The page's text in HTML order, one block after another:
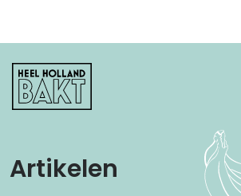
Heel
Holland
Bakt
Artikelen